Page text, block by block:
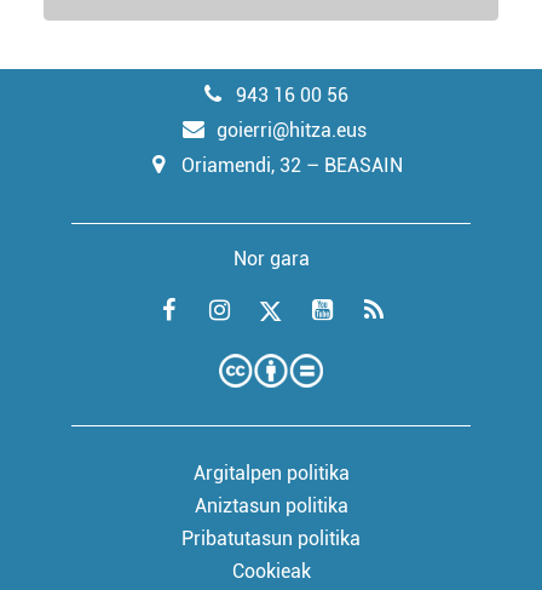
943 16 00 56
goierri@hitza.eus
Oriamendi, 32 – BEASAIN
Nor gara
Argitalpen politika
Aniztasun politika
Pribatutasun politika
Cookieak